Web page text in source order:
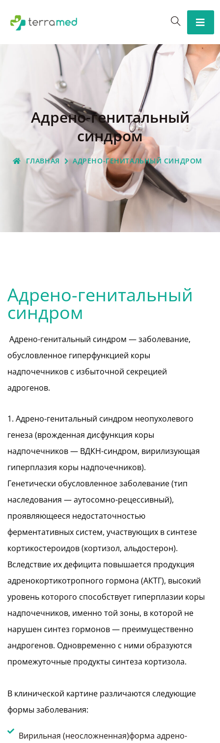
Адрено-генитальный
синдром
ГЛАВНАЯ АДРЕНО-ГЕНИТАЛЬНЫЙ СИНДРОМ
Адрено-генитальный
синдром
Адрено-генитальный синдром — заболевание,
обусловленное гиперфункцией коры
надпочечников с избыточной секрецией
адрогенов.
1. Адрено-генитальный синдром неопухолевого
генеза (врожденная дисфункция коры
надпочечников — ВДКН-синдром, вирилизующая
гиперплазия коры надпочечников).
Генетически обусловленное заболевание (тип
наследования — аутосомно-рецессивный),
проявляющееся недостаточностью
ферментативных систем, участвующих в синтезе
кортикостероидов (кортизол, альдостерон).
Вследствие их дефицита повышается продукция
адренокортикотропного гормона (АКТГ), высокий
уровень которого способствует гиперплазии коры
надпочечников, именно той зоны, в которой не
нарушен синтез гормонов — преимущественно
андрогенов. Одновременно с ними образуются
промежуточные продукты синтеза кортизола.
В клинической картине различаются следующие
формы заболевания:
Вирильная (неосложненная)форма адрено-